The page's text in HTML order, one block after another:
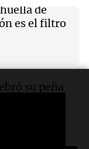
tiempo este
de
es el filtro
su peña